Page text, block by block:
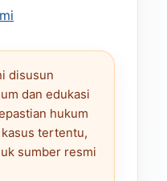
disusun
dan edukasi
hukum
tertentu,
sumber resmi